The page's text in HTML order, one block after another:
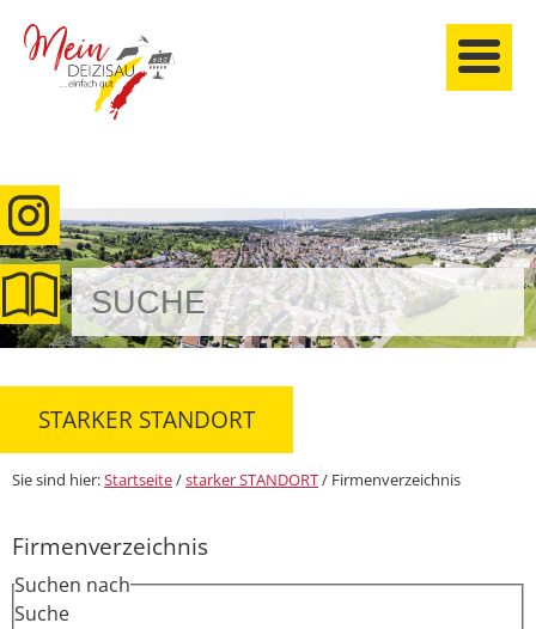
anmelden
STARKER STANDORT
Sie sind hier:Startseite/starker STANDORT/ Firmenverzeichnis
Firmenverzeichnis
Suchen nach
Suche